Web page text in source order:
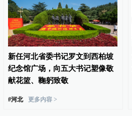
新任河北省委书记罗文到西柏坡
纪念馆广场，向五大书记塑像敬
献花篮、鞠躬致敬
#河北 更多内容 >